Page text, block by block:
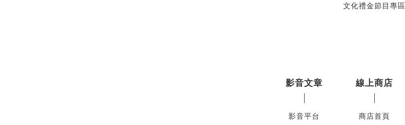
文化禮金節目專區
影音文章
影音平台
線上商店
商店首頁